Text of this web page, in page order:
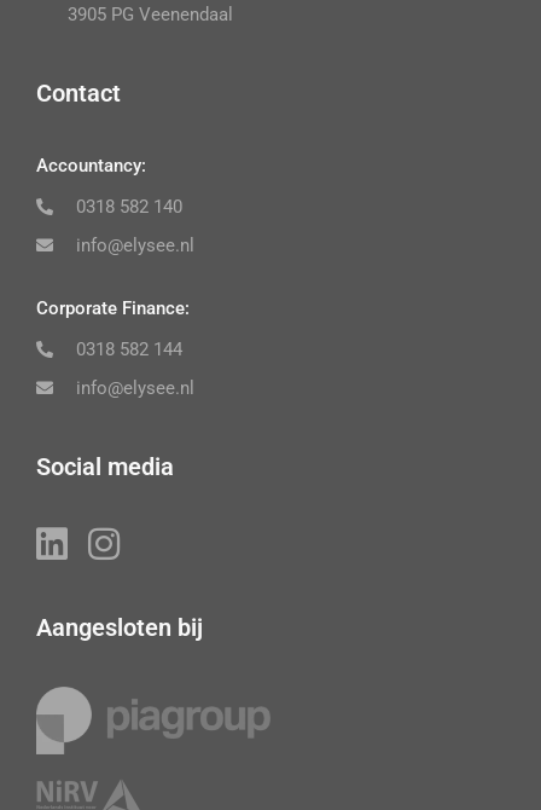
3905 PG Veenendaal
Contact
Accountancy:
0318 582 140
info@elysee.nl
Corporate Finance:
0318 582 144
info@elysee.nl
Social media
Aangesloten bij